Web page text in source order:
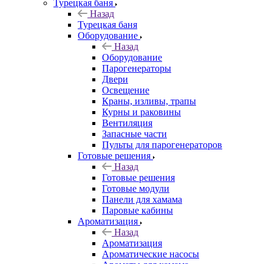
Турецкая баня
Назад
Турецкая баня
Оборудование
Назад
Оборудование
Парогенераторы
Двери
Освещение
Краны, изливы, трапы
Курны и раковины
Вентиляция
Запасные части
Пульты для парогенераторов
Готовые решения
Назад
Готовые решения
Готовые модули
Панели для хамама
Паровые кабины
Ароматизация
Назад
Ароматизация
Ароматические насосы